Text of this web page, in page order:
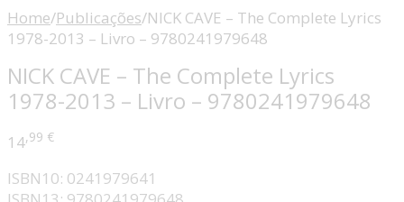
Home/Publicações/NICK CAVE – The Complete Lyrics
1978-2013 – Livro – 9780241979648
NICK CAVE – The Complete Lyrics
1978-2013 – Livro – 9780241979648
14,99 €
ISBN10: 0241979641